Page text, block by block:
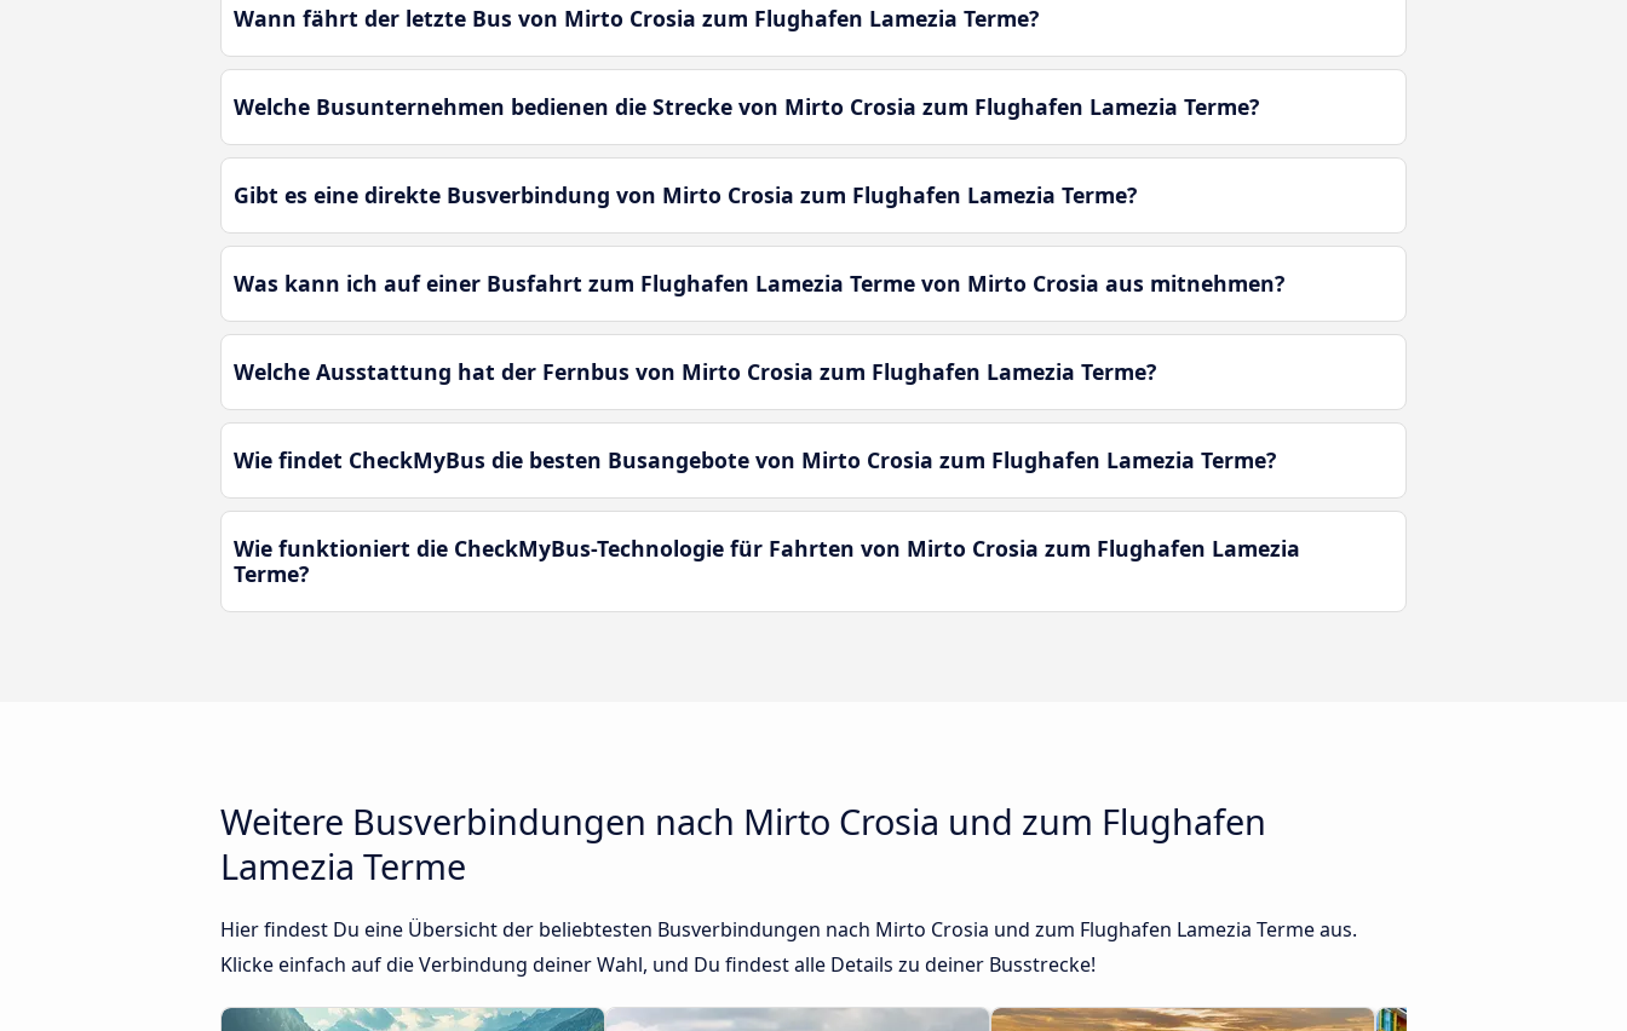
Wann fährt der letzte Bus von Mirto Crosia zum Flughafen Lamezia Terme?
Welche Busunternehmen bedienen die Strecke von Mirto Crosia zum Flughafen Lamezia Terme?
Gibt es eine direkte Busverbindung von Mirto Crosia zum Flughafen Lamezia Terme?
Was kann ich auf einer Busfahrt zum Flughafen Lamezia Terme von Mirto Crosia aus mitnehmen?
Welche Ausstattung hat der Fernbus von Mirto Crosia zum Flughafen Lamezia Terme?
Wie findet CheckMyBus die besten Busangebote von Mirto Crosia zum Flughafen Lamezia Terme?
Wie funktioniert die CheckMyBus-Technologie für Fahrten von Mirto Crosia zum Flughafen Lamezia
Terme?
Weitere Busverbindungen nach Mirto Crosia und zum Flughafen
Lamezia Terme
Hier findest Du eine Übersicht der beliebtesten Busverbindungen nach Mirto Crosia und zum Flughafen Lamezia Terme aus.
Klicke einfach auf die Verbindung deiner Wahl, und Du findest alle Details zu deiner Busstrecke!